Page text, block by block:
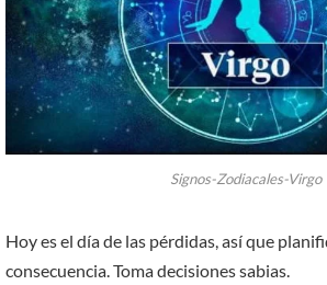
Signos-Zodiacales-Virgo
Hoy es el día de las pérdidas, así que
consecuencia. Toma decisiones sabias.